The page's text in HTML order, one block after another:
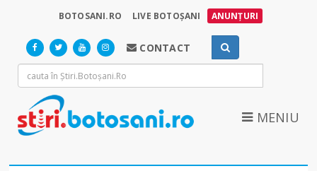
BOTOSANI.RO LIVE BOTOȘANI ANUNȚURI
CONTACT
MENIU